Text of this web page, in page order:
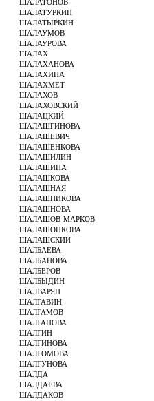
ШАЛАТОНОВ
ШАЛАТУРКИН
ШАЛАТЫРКИН
ШАЛАУМОВ
ШАЛАУРОВА
ШАЛАХ
ШАЛАХАНОВА
ШАЛАХИНА
ШАЛАХМЕТ
ШАЛАХОВ
ШАЛАХОВСКИЙ
ШАЛАЦКИЙ
ШАЛАШГИНОВА
ШАЛАШЕВИЧ
ШАЛАШЕНКОВА
ШАЛАШИЛИН
ШАЛАШИНА
ШАЛАШКОВА
ШАЛАШНАЯ
ШАЛАШНИКОВА
ШАЛАШНОВА
ШАЛАШОВ-МАРКОВ
ШАЛАШОНКОВА
ШАЛАШСКИЙ
ШАЛБАЕВА
ШАЛБАНОВА
ШАЛБЕРОВ
ШАЛБЫДИН
ШАЛВАРЯН
ШАЛГАВИН
ШАЛГАМОВ
ШАЛГАНОВА
ШАЛГИН
ШАЛГИНОВА
ШАЛГОМОВА
ШАЛГУНОВА
ШАЛДА
ШАЛДАЕВА
ШАЛДАКОВ